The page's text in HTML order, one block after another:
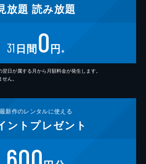
放題 読み放題
31 日間0円 ※
日が属する月から月額料金が発生します。
ん。
最新作のレンタルに使える
ント プレゼント